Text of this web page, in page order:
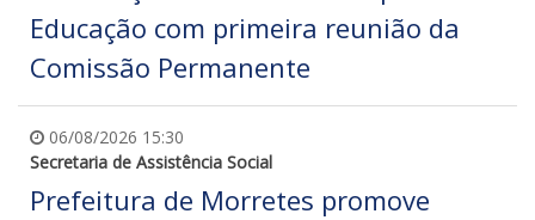
Educação com primeira reunião da
Comissão Permanente
06/08/2026 15:30
Secretaria de Assistência Social
Prefeitura de Morretes promove